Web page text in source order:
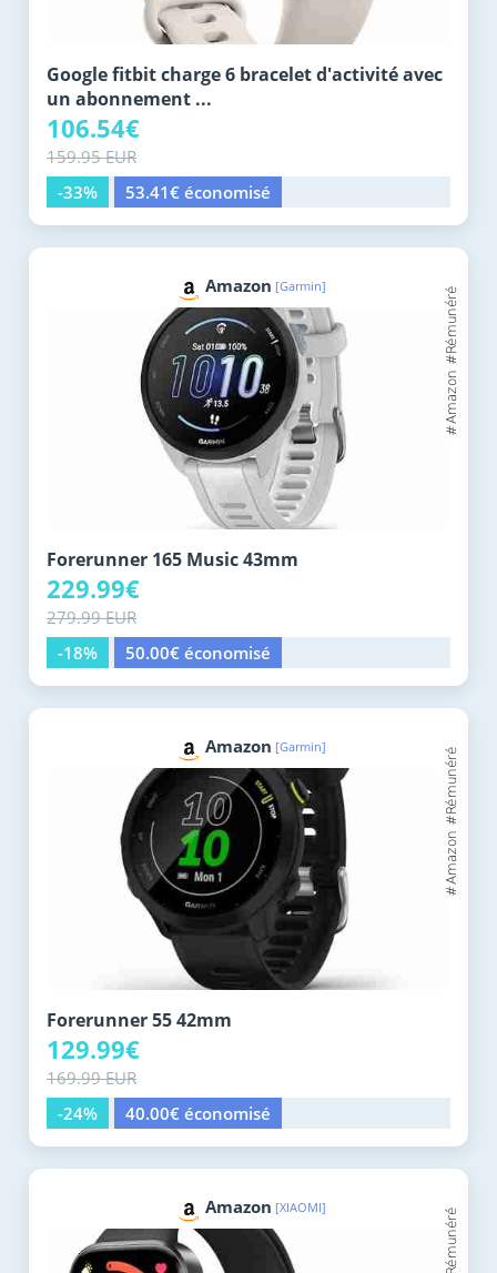
Google fitbit charge 6 bracelet d'activité avec
un abonnement ...
106.54€
159.95 EUR
-33%
53.41€ économisé
Amazon [Garmin]
Forerunner 165 Music 43mm
229.99€
279.99 EUR
-18%
50.00€ économisé
Amazon [Garmin]
Forerunner 55 42mm
129.99€
169.99 EUR
-24%
40.00€ économisé
Amazon [XIAOMI]